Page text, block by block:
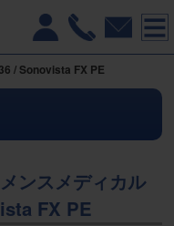
/ Sonovista FX PE
ンスメディカル
FX PE